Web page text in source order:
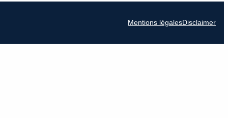
Mentions légalesDisclaimer